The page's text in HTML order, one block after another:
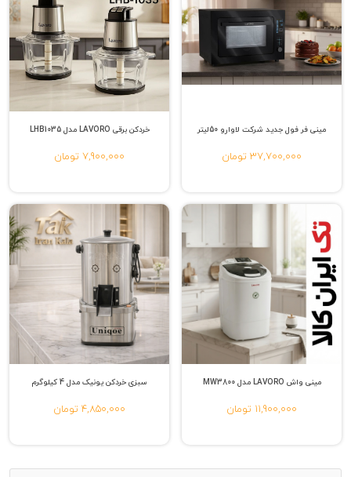
مینی فر فول جدید شرکت لاوارو 50لیتر
37,700,000 تومان
خردکن برقی LAVORO مدل LHB1035
7,900,000 تومان
مینی واش LAVORO مدل MW3800
11,900,000 تومان
سبزی خردکن یونیک مدل 4 کیلوگرم
4,850,000 تومان